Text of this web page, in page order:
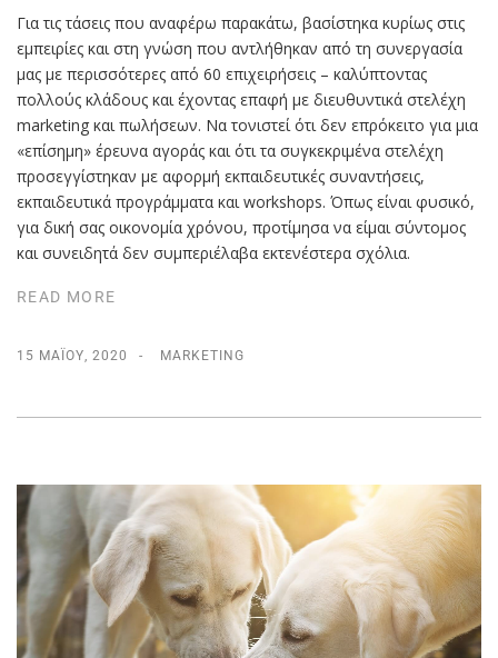
Για τις τάσεις που αναφέρω παρακάτω, βασίστηκα κυρίως στις
εμπειρίες και στη γνώση που αντλήθηκαν από τη συνεργασία
μας με περισσότερες από 60 επιχειρήσεις – καλύπτοντας
πολλούς κλάδους και έχοντας επαφή με διευθυντικά στελέχη
marketing και πωλήσεων. Να τονιστεί ότι δεν επρόκειτο για μια
«επίσημη» έρευνα αγοράς και ότι τα συγκεκριμένα στελέχη
προσεγγίστηκαν με αφορμή εκπαιδευτικές συναντήσεις,
εκπαιδευτικά προγράμματα και workshops. Όπως είναι φυσικό,
για δική σας οικονομία χρόνου, προτίμησα να είμαι σύντομος
και συνειδητά δεν συμπεριέλαβα εκτενέστερα σχόλια.
READ MORE
15 ΜΑΪ́ΟΥ, 2020 MARKETING